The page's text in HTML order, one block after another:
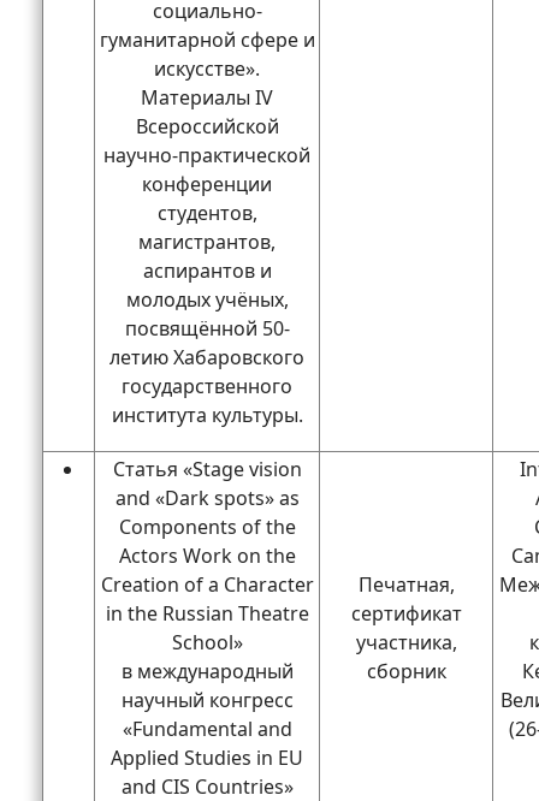
социально-
гуманитарной сфере и
искусстве».
Материалы IV
Всероссийской
научно-практической
конференции
студентов,
магистрантов,
аспирантов и
молодых учёных,
посвящённой 50-
летию Хабаровского
государственного
института культуры.
Статья «Stage vision
and «Dark spots» as
Components of the
Actors Work on the
Creation of a Character
in the Russian Theatre
School»
в международный
научный конгресс
«Fundamental and
Applied Studies in EU
and CIS Countries»
Печатная,
сертификат
участника,
сборник